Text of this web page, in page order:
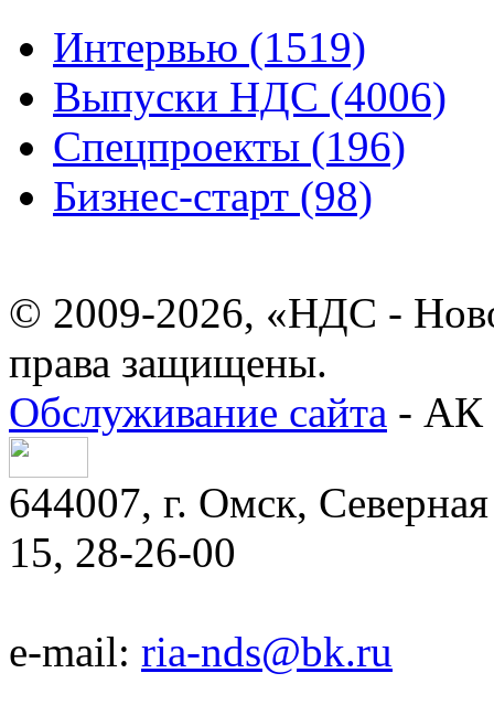
Интервью (1519)
Выпуски НДС (4006)
Спецпроекты (196)
Бизнес-старт (98)
© 2009-2026, «НДС -
права защищены.
Обслуживание сайта - АК
644007, г. Омск,
15, 28-26-00
e-mail: ria-nds@bk.ru